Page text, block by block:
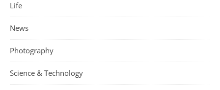
Life
News
Photography
Science & Technology